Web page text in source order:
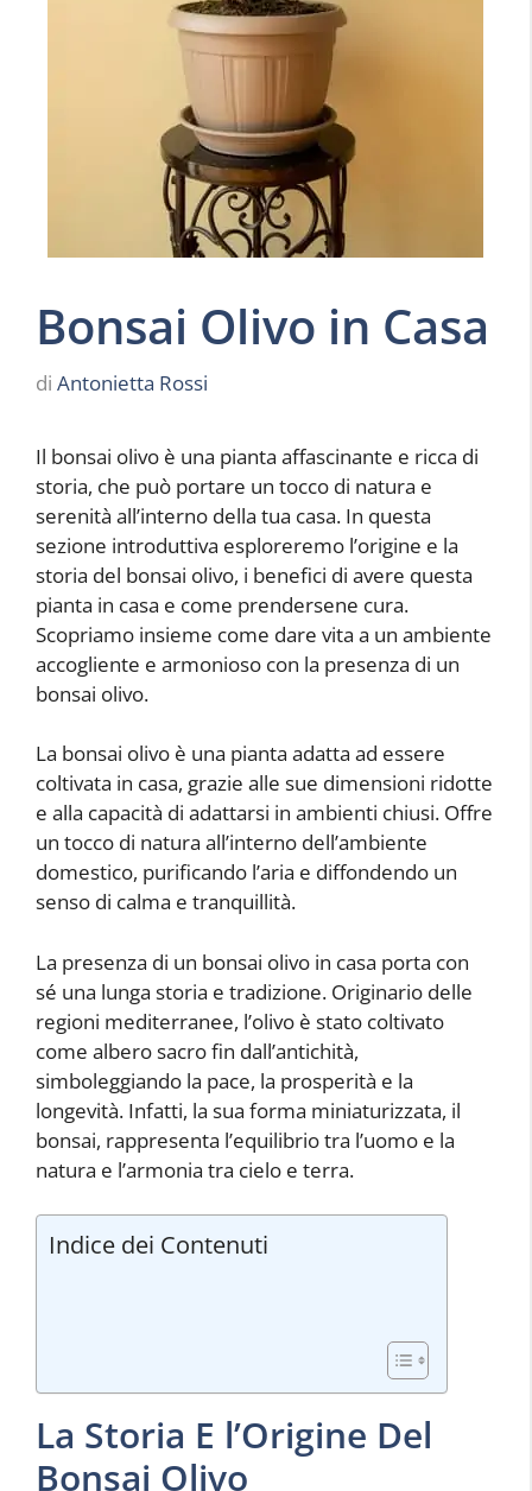
Bonsai Olivo in Casa
di Antonietta Rossi
Il bonsai olivo è una pianta affascinante e ricca di
storia, che può portare un tocco di natura e
serenità all’interno della tua casa. In questa
sezione introduttiva esploreremo l’origine e la
storia del bonsai olivo, i benefici di avere questa
pianta in casa e come prendersene cura.
Scopriamo insieme come dare vita a un ambiente
accogliente e armonioso con la presenza di un
bonsai olivo.
La bonsai olivo è una pianta adatta ad essere
coltivata in casa, grazie alle sue dimensioni ridotte
e alla capacità di adattarsi in ambienti chiusi. Offre
un tocco di natura all’interno dell’ambiente
domestico, purificando l’aria e diffondendo un
senso di calma e tranquillità.
La presenza di un bonsai olivo in casa porta con
sé una lunga storia e tradizione. Originario delle
regioni mediterranee, l’olivo è stato coltivato
come albero sacro fin dall’antichità,
simboleggiando la pace, la prosperità e la
longevità. Infatti, la sua forma miniaturizzata, il
bonsai, rappresenta l’equilibrio tra l’uomo e la
natura e l’armonia tra cielo e terra.
Indice dei Contenuti
La Storia E l’Origine Del
Bonsai Olivo